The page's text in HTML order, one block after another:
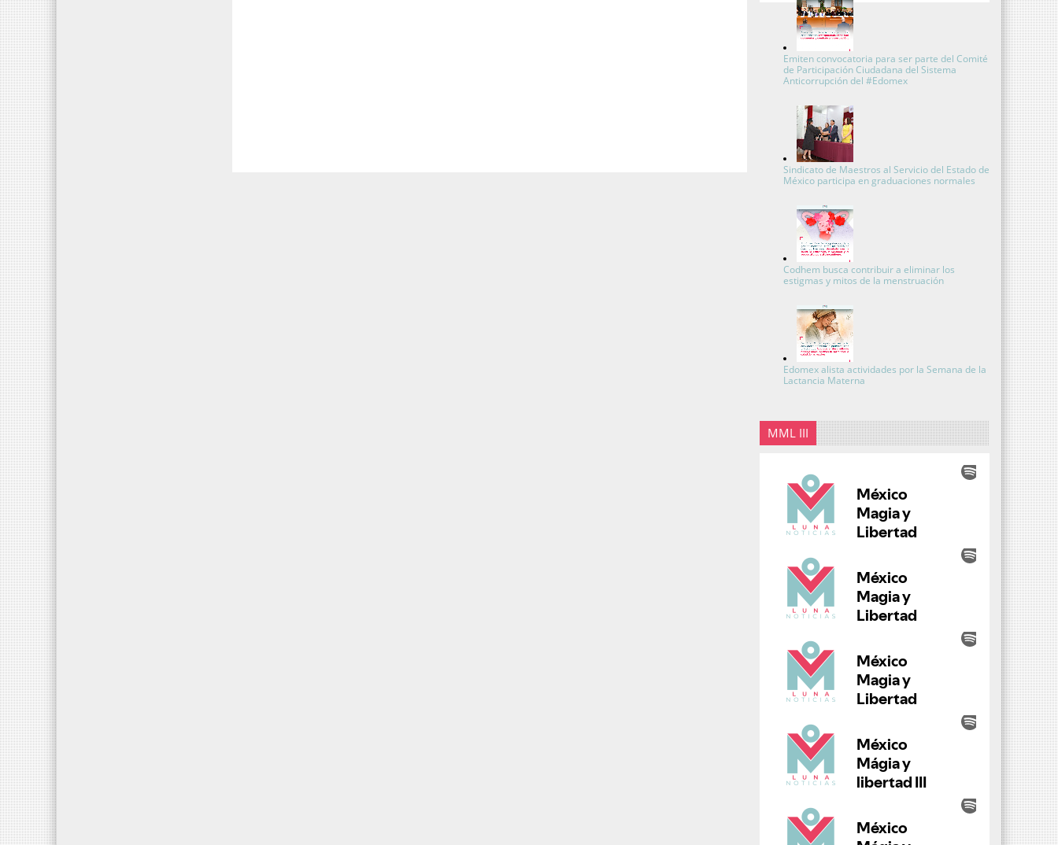
Emiten convocatoria para ser parte del Comité
de Participación Ciudadana del Sistema
Anticorrupción del #Edomex
Sindicato de Maestros al Servicio del Estado de
México participa en graduaciones normales
Codhem busca contribuir a eliminar los
estigmas y mitos de la menstruación
Edomex alista actividades por la Semana de la
Lactancia Materna
MML III